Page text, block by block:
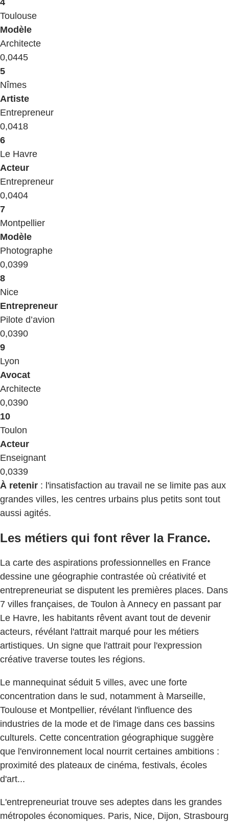
4
​Toulouse
​Modèle
​Architecte
​0,0445
5
​Nîmes
​Artiste
​Entrepreneur
​0,0418
6
​Le Havre
​Acteur
​Entrepreneur
​0,0404
7
​Montpellier
​Modèle
​Photographe
​0,0399
8
​Nice
​Entrepreneur
​Pilote d’avion
​0,0390
9
​Lyon
​Avocat
​Architecte
​0,0390
10
​Toulon
​Acteur
​Enseignant​
​0,0339
À retenir : l'insatisfaction au travail ne se limite pas aux
grandes villes, les centres urbains plus petits sont tout
aussi agités.
Les métiers qui font rêver la France.
La carte des aspirations professionnelles en France
dessine une géographie contrastée où créativité et
entrepreneuriat se disputent les premières places. Dans
7 villes françaises, de Toulon à Annecy en passant par
Le Havre, les habitants rêvent avant tout de devenir
acteurs, révélant l'attrait marqué pour les métiers
artistiques. Un signe que l'attrait pour l'expression
créative traverse toutes les régions.
Le mannequinat séduit 5 villes, avec une forte
concentration dans le sud, notamment à Marseille,
Toulouse et Montpellier, révélant l'influence des
industries de la mode et de l'image dans ces bassins
culturels. Cette concentration géographique suggère
que l'environnement local nourrit certaines ambitions :
proximité des plateaux de cinéma, festivals, écoles
d'art...
L'entrepreneuriat trouve ses adeptes dans les grandes
métropoles économiques. Paris, Nice, Dijon, Strasbourg